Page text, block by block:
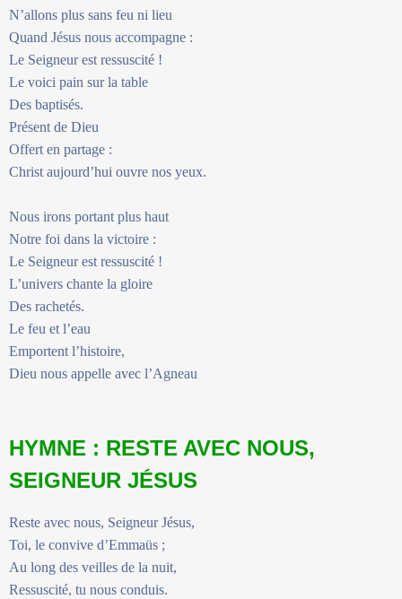
N’allons plus sans feu ni lieu
Quand Jésus nous accompagne :
Le Seigneur est ressuscité !
Le voici pain sur la table
Des baptisés.
Présent de Dieu
Offert en partage :
Christ aujourd’hui ouvre nos yeux.
Nous irons portant plus haut
Notre foi dans la victoire :
Le Seigneur est ressuscité !
L’univers chante la gloire
Des rachetés.
Le feu et l’eau
Emportent l’histoire,
Dieu nous appelle avec l’Agneau
HYMNE : RESTE AVEC NOUS,
SEIGNEUR JÉSUS
Reste avec nous, Seigneur Jésus,
Toi, le convive d’Emmaüs ;
Au long des veilles de la nuit,
Ressuscité, tu nous conduis.